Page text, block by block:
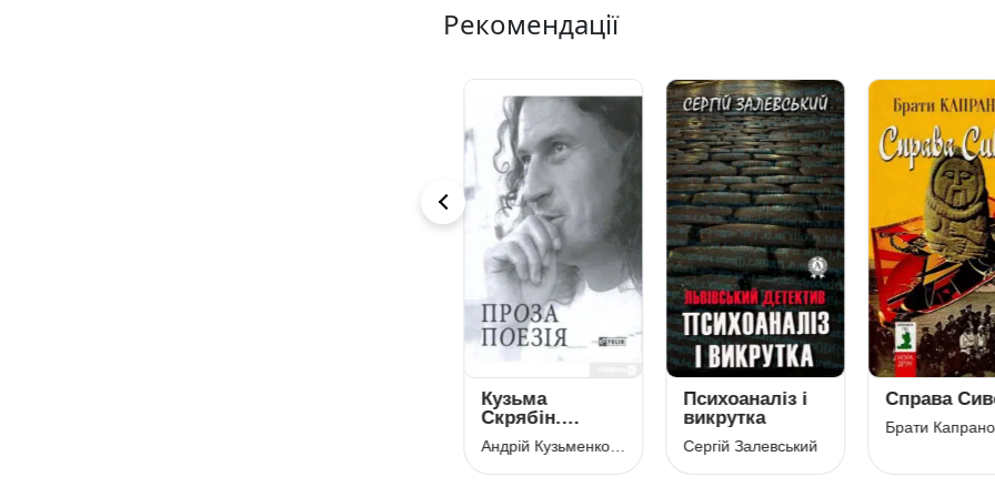
Рекомендації
Кузьма
Скрябін.
Проза. Поезія
Андрій Кузьменко (Скрябін)
Психоаналіз і
викрутка
Сергій Залевський
Справа
Брати